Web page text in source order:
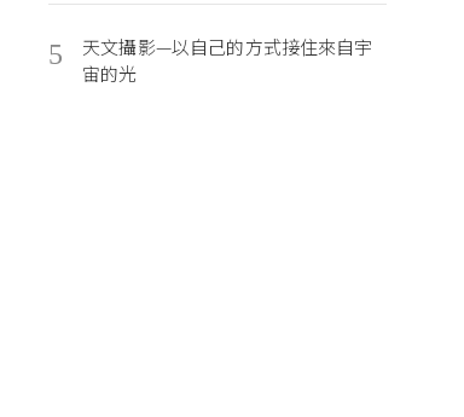
5
天文攝影—以自己的方式接住來自宇
宙的光